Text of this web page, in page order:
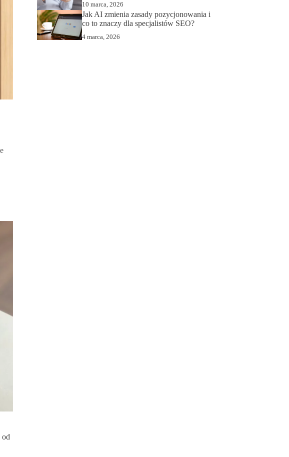
od
10 marca, 2026
Jak AI zmienia zasady pozycjonowania i
co to znaczy dla specjalistów SEO?
4 marca, 2026